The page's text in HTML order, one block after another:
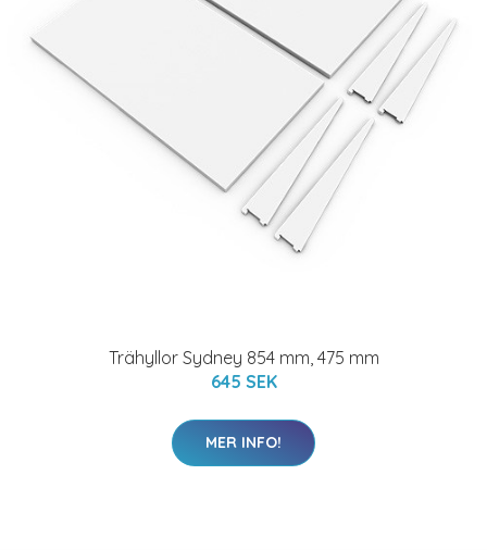
Trähyllor Sydney 854 mm, 475 mm
645 SEK
MER INFO!